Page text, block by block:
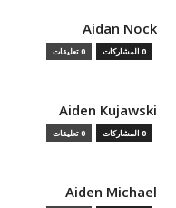
Aidan Nock
0 المشاركات 0 تعليقات
Aiden Kujawski
0 المشاركات 0 تعليقات
Aiden Michael